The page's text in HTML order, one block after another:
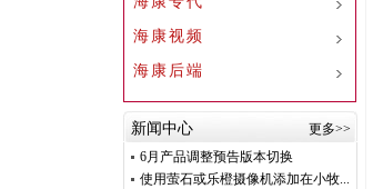
海康视频
海康后端
新闻中心
更多>>
6月产品调整预告版本切换
使用萤石或乐橙摄像机添加在小牧...